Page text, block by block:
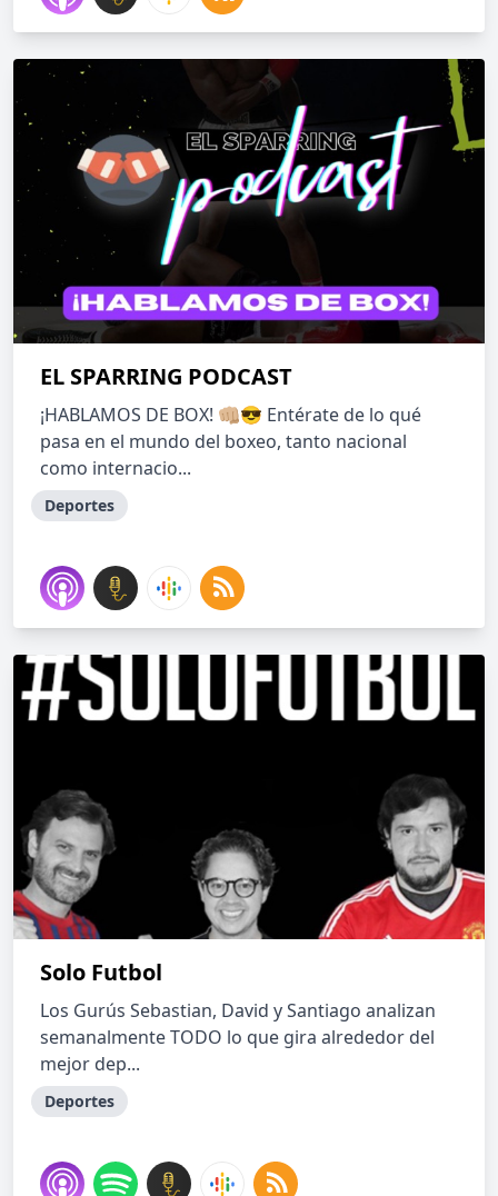
EL SPARRING PODCAST
¡HABLAMOS DE BOX! 👊🏼😎 Entérate de lo qué
pasa en el mundo del boxeo, tanto nacional
como internacio...
Deportes
Solo Futbol
Los Gurús Sebastian, David y Santiago analizan
semanalmente TODO lo que gira alrededor del
mejor dep...
Deportes